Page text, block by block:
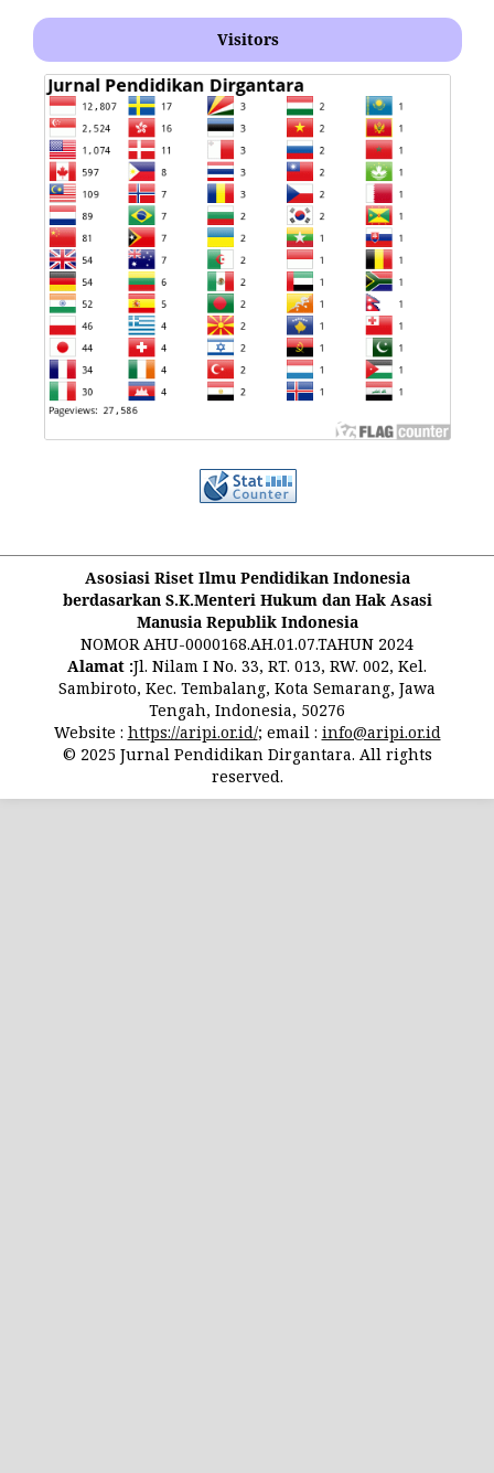
Visitors
Asosiasi Riset Ilmu Pendidikan Indonesia
berdasarkan S.K.Menteri Hukum dan Hak Asasi
Manusia Republik Indonesia
NOMOR AHU-0000168.AH.01.07.TAHUN 2024
Alamat :Jl. Nilam I No. 33, RT. 013, RW. 002, Kel.
Sambiroto, Kec. Tembalang, Kota Semarang, Jawa
Tengah, Indonesia, 50276
Website : https://aripi.or.id/; email : info@aripi.or.id
© 2025 Jurnal Pendidikan Dirgantara. All rights
reserved.